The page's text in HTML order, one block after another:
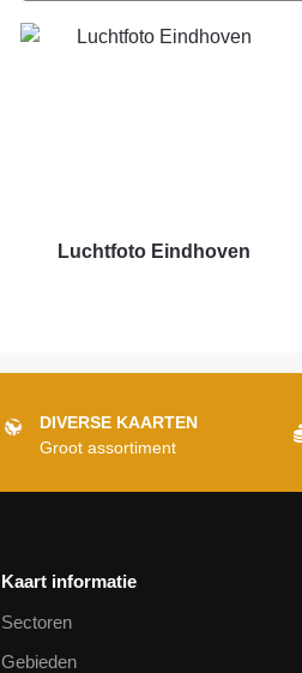
Luchtfoto Eindhoven
DIVERSE KAARTEN
Groot assortiment
Kaart informatie
Sectoren
Gebieden